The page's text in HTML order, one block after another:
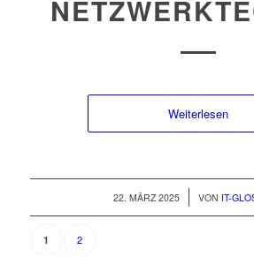
Weiterlesen
22. MÄRZ 2025
/ VON IT-
1 2